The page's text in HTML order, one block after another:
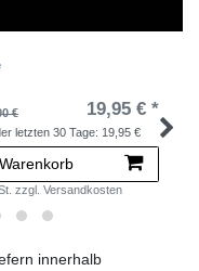
€ 19,95 € *
letzten 30 Tage: 19,95 €
zzgl. Versandkosten
innerhalb